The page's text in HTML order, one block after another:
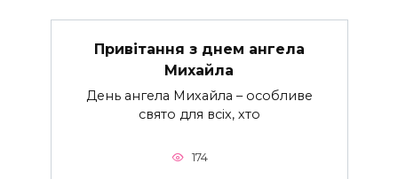
Привітання з днем ангела
Михайла
День ангела Михайла – особливе
свято для всіх, хто
174